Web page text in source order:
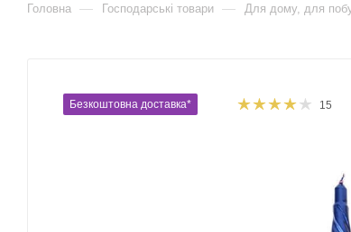
Головна — Господарські товари — Для дому, для
Безкоштовна доставка* 15